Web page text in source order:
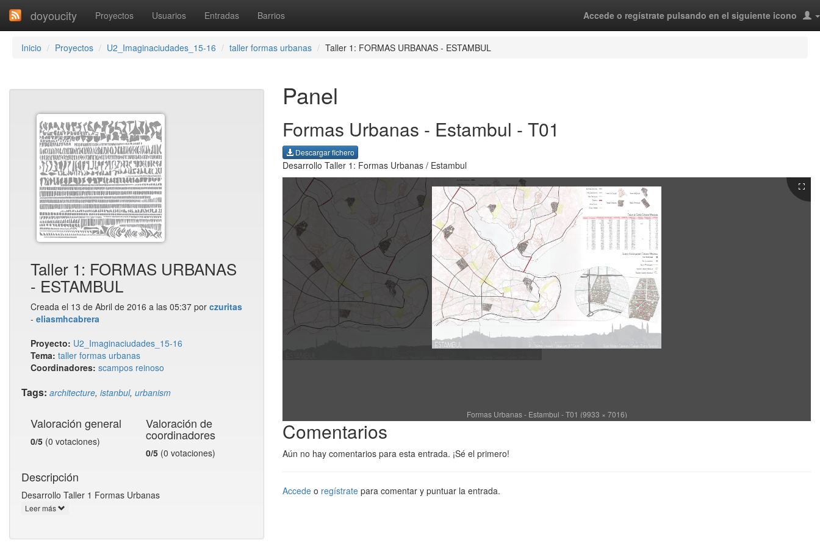
doyoucity Proyectos Usuarios Entradas Barrios Accede o regístrate pulsando en el siguiente icono
Inicio Proyectos U2_Imaginaciudades_15-16 taller formas urbanas Taller 1: FORMAS URBANAS - ESTAMBUL
Taller 1: FORMAS URBANAS
- ESTAMBUL
Creada el 13 de Abril de 2016 a las 05:37 por czuritas
- eliasmhcabrera
Proyecto: U2_Imaginaciudades_15-16
Tema: taller formas urbanas
Coordinadores: scampos reinoso
Tags: architecture, istanbul, urbanism
Valoración general
0/5 (0 votaciones)
Valoración de
coordinadores
0/5 (0 votaciones)
Descripción
Desarrollo Taller 1 Formas Urbanas
Leer más
Panel
Formas Urbanas - Estambul - T01
Descargar fichero
Desarrollo Taller 1: Formas Urbanas / Estambul
Formas Urbanas - Estambul - T01 (9933 × 7016)
Comentarios
Aún no hay comentarios para esta entrada. ¡Sé el primero!
Accede o regístrate para comentar y puntuar la entrada.